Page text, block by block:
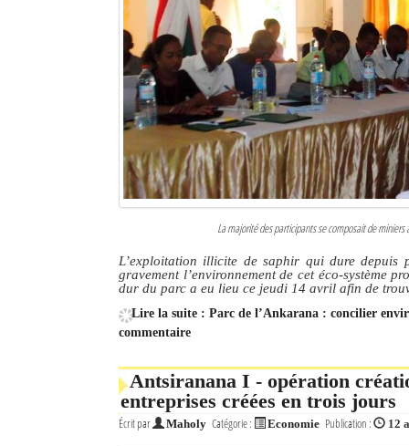
La majorité des participants se composait de
L’exploitation illicite de saphir qui dure depuis
gravement l’environnement de cet éco-système
dur du parc a eu lieu ce jeudi 14 avril afin de
Lire la suite : Parc de l’Ankarana : concilier
commentaire
Antsiranana I - opération
entreprises créées en trois jours
Écrit par Maholy Catégorie : Economie Publication : 12